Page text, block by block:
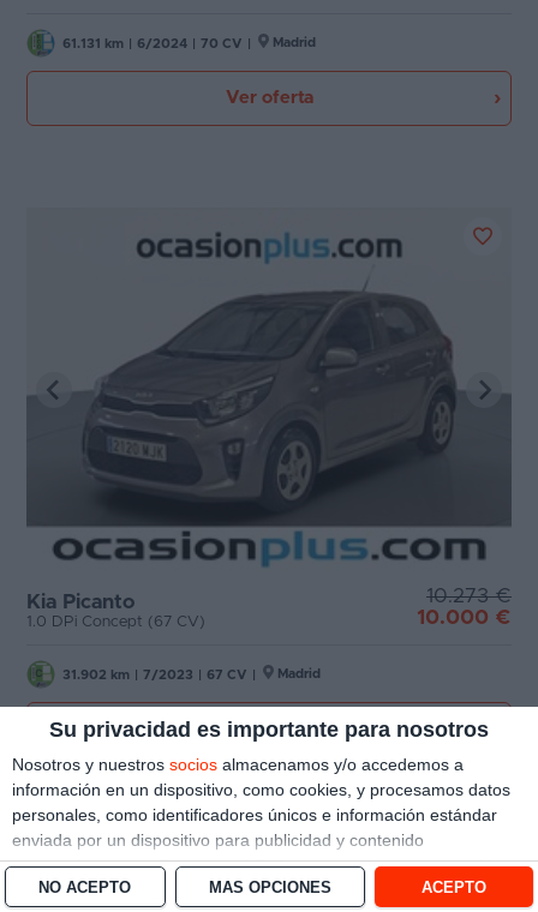
Su privacidad es importante para nosotros
Nosotros y nuestros socios almacenamos y/o accedemos a
información en un dispositivo, como cookies, y procesamos datos
personales, como identificadores únicos e información estándar
enviada por un dispositivo para publicidad y contenido
personalizado, medición de publicidad y contenido, investigación
de audiencia y desarrollo de servicios. Con su permiso, nosotros y
MÁS OPCIONES
NO ACEPTO ACEPTO
61.131 km 6/2024 70 CV Madrid
Ver oferta
Kia Picanto
1.0 DPi Concept (67 CV)
10.273 €
10.000 €
31.902 km 7/2023 67 CV Madrid
Ver oferta